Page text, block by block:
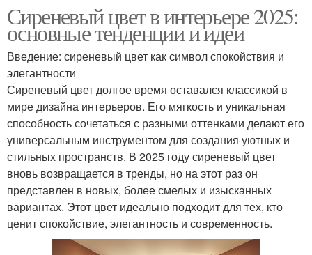
Сиреневый цвет в интерьере 2025:
основные тенденции и идеи
Введение: сиреневый цвет как символ спокойствия и
элегантности
Сиреневый цвет долгое время оставался классикой в
мире дизайна интерьеров. Его мягкость и уникальная
способность сочетаться с разными оттенками делают его
универсальным инструментом для создания уютных и
стильных пространств. В 2025 году сиреневый цвет
вновь возвращается в тренды, но на этот раз он
представлен в новых, более смелых и изысканных
вариантах. Этот цвет идеально подходит для тех, кто
ценит спокойствие, элегантность и современность.